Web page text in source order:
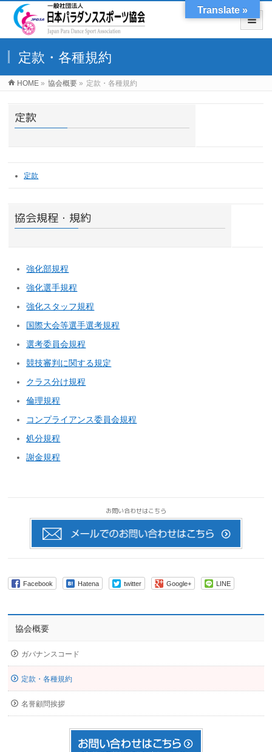
定款・各種規約
HOME » 協会概要 » 定款・各種規約
定款
定款
協会規程・規約
強化部規程
強化選手規程
強化スタッフ規程
国際大会等選手選考規程
選考委員会規程
競技審判に関する規定
クラス分け規程
倫理規程
コンプライアンス委員会規程
処分規程
謝金規程
お問い合わせはこちら
Facebook Hatena twitter Google+ LINE
協会概要
ガバナンスコード
定款・各種規約
名誉顧問挨拶
Translate »